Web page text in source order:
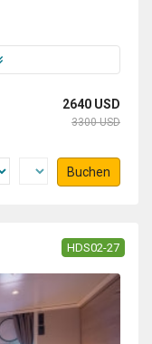
2640 USD
3300 USD
Buchen
HDS02-27